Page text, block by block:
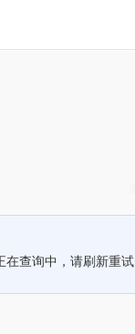
在查询中，请刷新重试